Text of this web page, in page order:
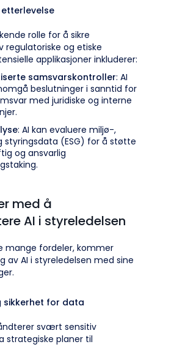
rolle for å sikre
regulatoriske og etiske
applikasjoner inkluderer:
samsvarskontroller: AI
beslutninger i sanntid for
med juridiske og interne
: AI kan evaluere miljø-,
styringsdata (ESG) for å støtte
og ansvarlig
med å
AI i styreledelsen
mange fordeler, kommer
av AI i styreledelsen med sine
sikkerhet for data
svært sensitiv
strategiske planer til